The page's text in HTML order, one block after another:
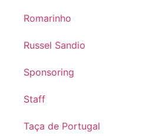
Romarinho
Russel Sandio
Sponsoring
Staff
Taça de Portugal